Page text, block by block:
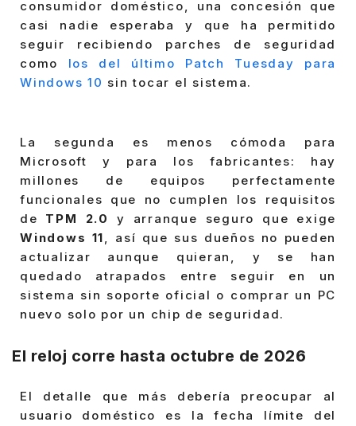
consumidor doméstico, una concesión que
casi nadie esperaba y que ha permitido
seguir recibiendo parches de seguridad
como los del último Patch Tuesday para
Windows 10 sin tocar el sistema.
La segunda es menos cómoda para
Microsoft y para los fabricantes: hay
millones de equipos perfectamente
funcionales que no cumplen los requisitos
de TPM 2.0
y arranque seguro que exige
Windows 11, así que sus dueños no pueden
actualizar aunque quieran, y se han
quedado atrapados entre seguir en un
sistema sin soporte oficial o comprar un PC
nuevo solo por un chip de seguridad.
El reloj corre hasta octubre de 2026
El detalle que más debería preocupar al
usuario doméstico es la fecha límite del